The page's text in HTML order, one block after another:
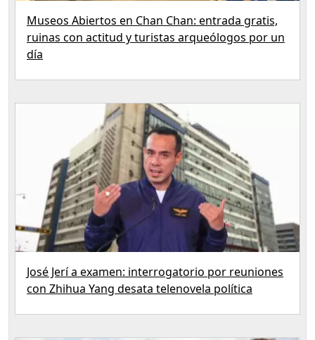
Museos Abiertos en Chan Chan: entrada gratis,
ruinas con actitud y turistas arqueólogos por un
día
José Jerí a examen: interrogatorio por reuniones
con Zhihua Yang desata telenovela política